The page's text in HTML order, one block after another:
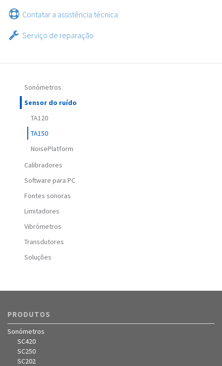
Contatar a assistência técnica
Serviço de reparação
Sonómetros
Sensor do ruído
TA120
TA150
NoisePlatform
Calibradores
Software para PC
Fontes sonoras
Limitadores
Vibrómetros
Transdutores
Soluções
PRODUTOS
Sonómetros
SC420
SC250
SC202